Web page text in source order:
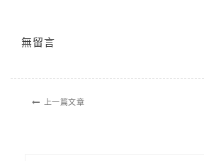
無留言
上一篇文章